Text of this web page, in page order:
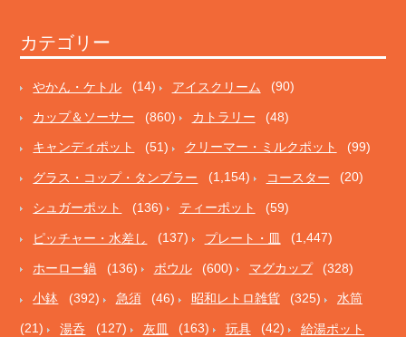
カテゴリー
やかん・ケトル (14) アイスクリーム (90)
カップ＆ソーサー (860) カトラリー (48)
キャンディポット (51) クリーマー・ミルクポット (99)
グラス・コップ・タンブラー (1,154) コースター (20)
シュガーポット (136) ティーポット (59)
ピッチャー・水差し (137) プレート・皿 (1,447)
ホーロー鍋 (136) ボウル (600) マグカップ (328)
小鉢 (392) 急須 (46) 昭和レトロ雑貨 (325) 水筒
(21) 湯呑 (127) 灰皿 (163) 玩具 (42) 給湯ポット